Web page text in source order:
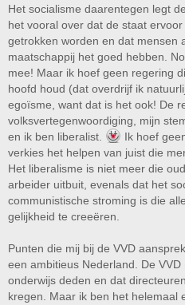
Het socialisme daarentegen legt
het vooral over dat de staat
getrokken worden en dat mensen
maatschappij het goed hebben.
mee! Maar ik hoef geen regering
hoofd houd (dat overdrijf ik
egoïsme, want dat is het ook! De
volksvertegenwoordiging, mijn
en ik ben liberalist.
Ik hoef
verkies het helpen van juist die
Het liberalisme is niet meer die
arbeider uitbuit, evenals dat het
communistische stroming is die
gelijkheid te creeëren.
Punten die mij bij de VVD
een ambitieus Nederland. De
onderwijs deden en dat
kregen. Maar ik ben het helemaal